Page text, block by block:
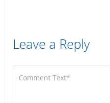
Leave a Reply